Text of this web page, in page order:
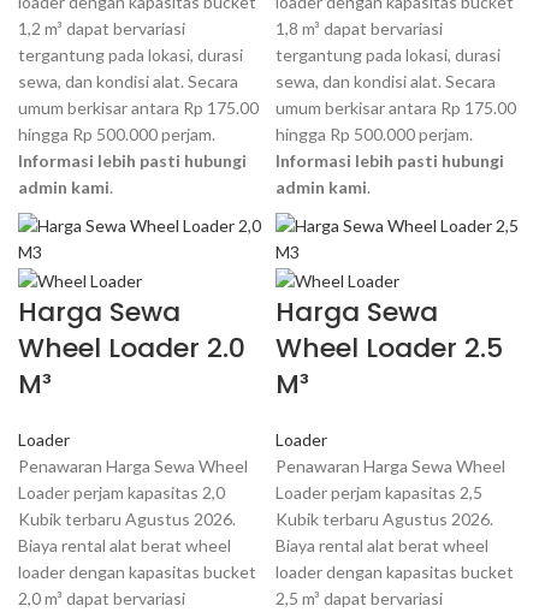
1,2 m³ dapat bervariasi
tergantung pada lokasi, durasi
sewa, dan kondisi alat. Secara
umum berkisar antara Rp 175.00
hingga Rp 500.000 perjam.
Informasi lebih pasti hubungi
admin kami.
1,8 m³ dapat bervariasi
tergantung pada lokasi, durasi
sewa, dan kondisi alat. Secara
umum berkisar antara Rp 175.00
hingga Rp 500.000 perjam.
Informasi lebih pasti hubungi
admin kami.
Harga Sewa
Wheel Loader 2.0
M³
Loader
Penawaran Harga Sewa Wheel
Loader perjam kapasitas 2,0
Kubik terbaru Agustus 2026.
Biaya rental alat berat wheel
loader dengan kapasitas bucket
2,0 m³ dapat bervariasi
Harga Sewa
Wheel Loader 2.5
M³
Loader
Penawaran Harga Sewa Wheel
Loader perjam kapasitas 2,5
Kubik terbaru Agustus 2026.
Biaya rental alat berat wheel
loader dengan kapasitas bucket
2,5 m³ dapat bervariasi